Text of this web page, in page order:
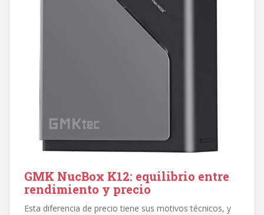
GMK NucBox K12: equilibrio entre
rendimiento y precio
Esta diferencia de precio tiene sus motivos técnicos, y